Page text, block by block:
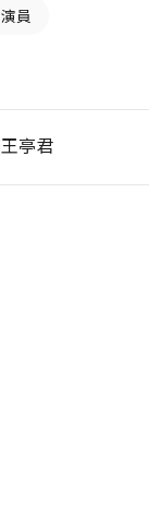
演員
王亭君